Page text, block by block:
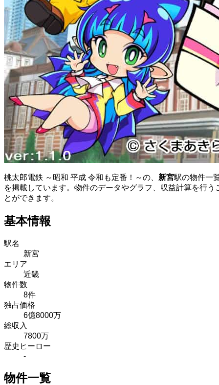
桃太郎電鉄 ～昭和 平成 令和も定番！～の、 新宮駅の物件一
を掲載しています。物件のデータやグラフ、収益計算を行う
とができます。
基本情報
駅名
新宮
エリア
近畿
物件数
8件
独占価格
6億8000万
総収入
7800万
歴史ヒーロー
-
物件一覧